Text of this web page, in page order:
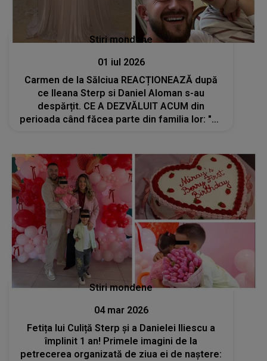
Stiri mondene
01 iul 2026
Carmen de la Sălciua REACȚIONEAZĂ după
ce Ileana Sterp si Daniel Aloman s-au
despărțit. CE A DEZVĂLUIT ACUM din
perioada când făcea parte din familia lor: "Vă
Stiri mondene
04 mar 2026
Fetița lui Culiță Sterp și a Danielei Iliescu a
împlinit 1 an! Primele imagini de la
petrecerea organizată de ziua ei de naștere: